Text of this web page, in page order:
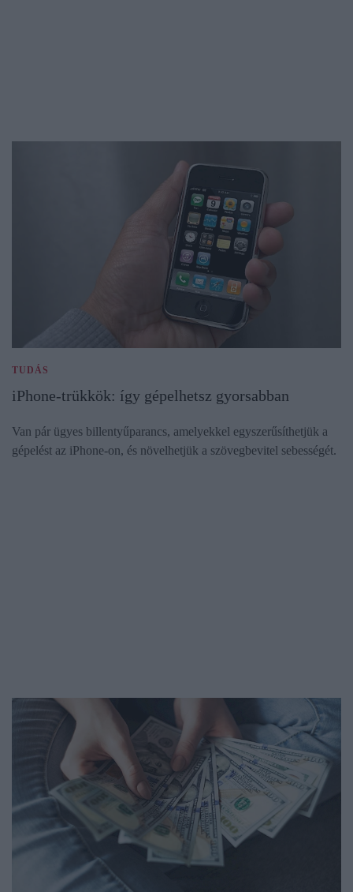
TUDÁS
iPhone-trükkök: így gépelhetsz gyorsabban
Van pár ügyes billentyűparancs, amelyekkel egyszerűsíthetjük a
gépelést az iPhone-on, és növelhetjük a szövegbevitel sebességét.